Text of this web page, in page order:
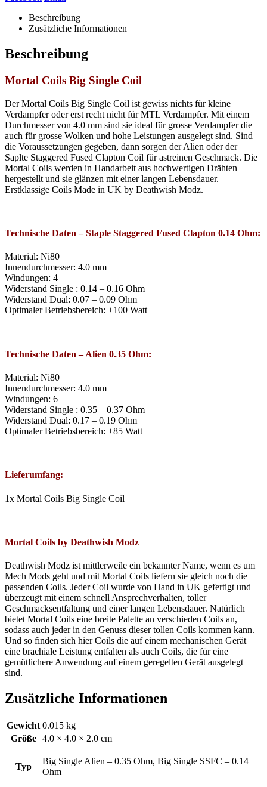
Beschreibung
Zusätzliche Informationen
Beschreibung
Mortal Coils Big Single Coil
DerMortal Coils Big Single Coil ist gewiss nichts für kleine
Verdampfer oder erst recht nicht für MTL Verdampfer. Mit einem
Durchmesser von 4.0 mm sind sie ideal für grosse Verdampfer die
auch für grosse Wolken und hohe Leistungen ausgelegt sind. Sind
die Voraussetzungen gegeben, dann sorgen der Alien oder der
Saplte Staggered Fused Clapton Coil für astreinen Geschmack. Die
Mortal Coils werden in Handarbeit aus hochwertigen Drähten
hergestellt und sie glänzen mit einer langen Lebensdauer.
Erstklassige Coils Made in UK by Deathwish Modz.
Technische Daten –Staple Staggered Fused Clapton 0.14 Ohm:
Material: Ni80
Innendurchmesser: 4.0 mm
Windungen: 4
Widerstand Single : 0.14 – 0.16 Ohm
Widerstand Dual: 0.07 – 0.09 Ohm
Optimaler Betriebsbereich: +100 Watt
Technische Daten – Alien 0.35 Ohm:
Material: Ni80
Innendurchmesser: 4.0 mm
Windungen: 6
Widerstand Single : 0.35 – 0.37 Ohm
Widerstand Dual: 0.17 – 0.19 Ohm
Optimaler Betriebsbereich: +85 Watt
Lieferumfang:
1x Mortal Coils Big Single Coil
Mortal Coils by Deathwish Modz
Deathwish Modz ist mittlerweile ein bekannter Name, wenn es um
Mech Mods geht und mit Mortal Coils liefern sie gleich noch die
passenden Coils. Jeder Coil wurde von Hand in UK gefertigt und
überzeugt mit einem schnell Ansprechverhalten, toller
Geschmacksentfaltung und einer langen Lebensdauer. Natürlich
bietet Mortal Coils eine breite Palette an verschieden Coils an,
sodass auch jeder in den Genuss dieser tollen Coils kommen kann.
Und so finden sich hier Coils die auf einem mechanischen Gerät
eine brachiale Leistung entfalten als auch Coils, die für eine
gemütlichere Anwendung auf einem geregelten Gerät ausgelegt
sind.
Zusätzliche Informationen
Gewicht 0.015 kg
Größe
4.0 × 4.0 × 2.0 cm
Typ
Big Single Alien – 0.35 Ohm, Big Single SSFC – 0.14
Ohm